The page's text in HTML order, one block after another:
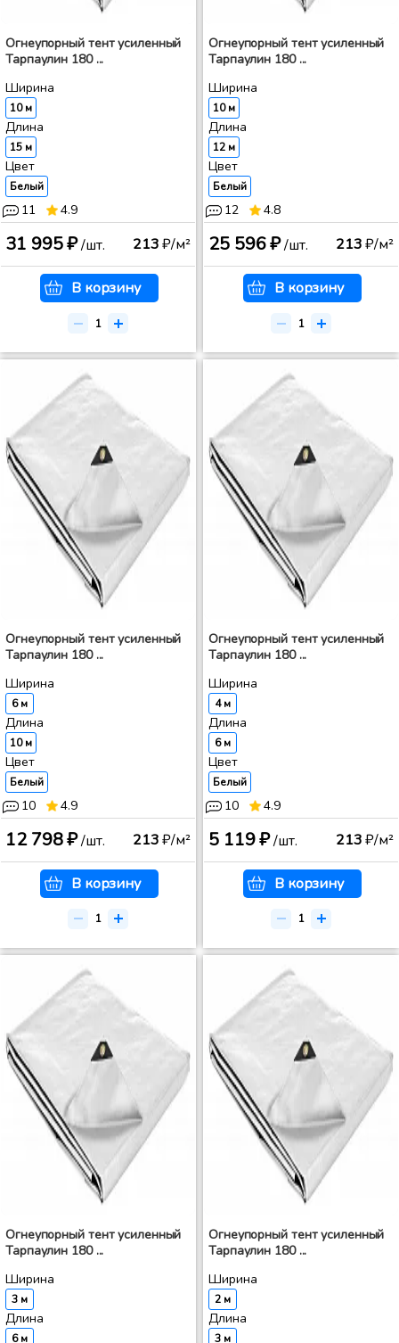
Огнеупорный тент усиленный
Тарпаулин 180 ...
Ширина
10 м
Длина
15 м
Цвет
Белый
11 4.9
31 995 ₽/шт. 213₽/м²
В корзину
Огнеупорный тент усиленный
Тарпаулин 180 ...
Ширина
10 м
Длина
12 м
Цвет
Белый
12 4.8
25 596 ₽/шт. 213₽/м²
В корзину
Огнеупорный тент усиленный
Тарпаулин 180 ...
Ширина
6 м
Длина
10 м
Цвет
Белый
10 4.9
12 798 ₽/шт. 213₽/м²
В корзину
Огнеупорный тент усиленный
Тарпаулин 180 ...
Ширина
4 м
Длина
6 м
Цвет
Белый
10 4.9
5 119 ₽/шт. 213₽/м²
В корзину
Огнеупорный тент усиленный
Тарпаулин 180 ...
Ширина
3 м
Длина
6 м
Огнеупорный тент усиленный
Тарпаулин 180 ...
Ширина
2 м
Длина
3 м